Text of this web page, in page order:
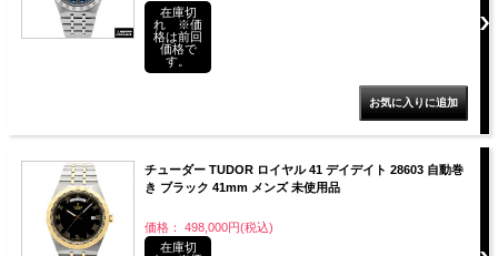
在庫切
れ ※価
格は前回
価格で
す。
チューダー TUDOR ロイヤル 41 デイデイト 28603 自動巻
き ブラック 41mm メンズ 未使用品
価格： 498,000円(税込)
在庫切